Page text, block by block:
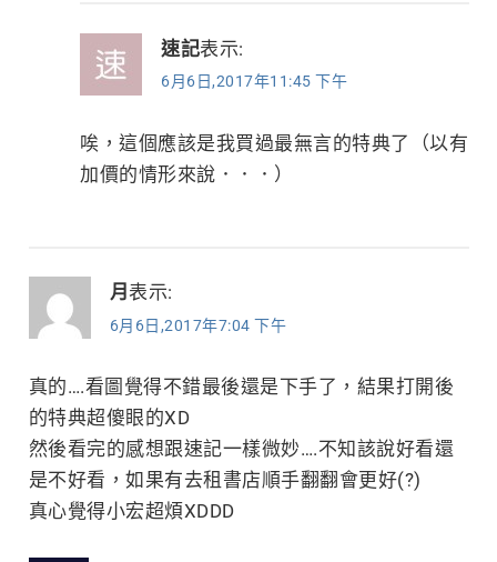
速記表示:
6月6日,2017年11:45 下午
唉，這個應該是我買過最無言的特典了（以有
加價的情形來說．．．）
月 表示:
6月6日,2017年7:04 下午
真的….看圖覺得不錯最後還是下手了，結果打開後
的特典超傻眼的XD
然後看完的感想跟速記一樣微妙….不知該說好看還
是不好看，如果有去租書店順手翻翻會更好(?)
真心覺得小宏超煩XDDD